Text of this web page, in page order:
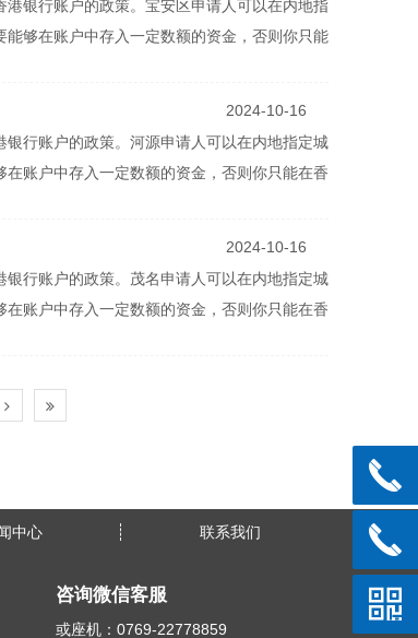
银行账户的政策。宝安区申请人可以在内地指
够在账户中存入一定数额的资金，否则你只能
2024-10-16
行账户的政策。河源申请人可以在内地指定城
账户中存入一定数额的资金，否则你只能在香
2024-10-16
行账户的政策。茂名申请人可以在内地指定城
账户中存入一定数额的资金，否则你只能在香
中心 联系我们
咨询微信客服
或座机：0769-22778859